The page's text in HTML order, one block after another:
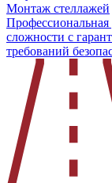
Монтаж стеллажей
сложности с
требований